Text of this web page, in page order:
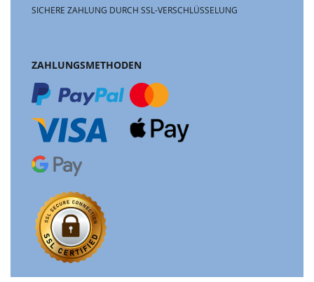
SICHERE ZAHLUNG DURCH SSL-VERSCHLÜSSELUNG
ZAHLUNGSMETHODEN